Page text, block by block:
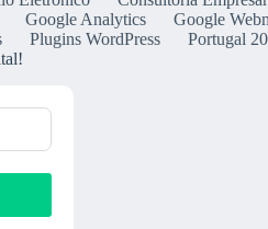
Google Analytics Google
Plugins WordPress Portugal